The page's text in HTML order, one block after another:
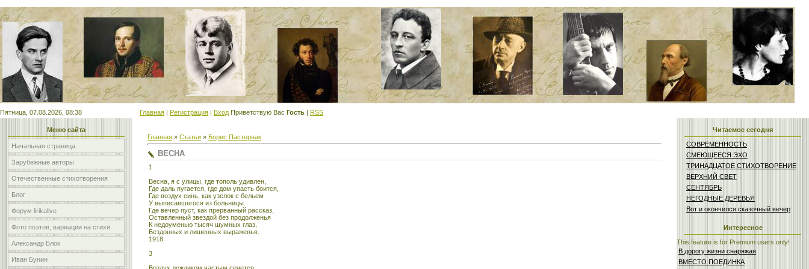
Пятница, 07.08.2026, 08:38 Главная | Регистрация | Вход Приветствую Вас Гость | RSS
Меню сайта
Начальная страница
Зарубежные авторы
Отечественные стихотворения
Блог
Форум lirikalive
Фото поэтов, вариации на стихи
Александр Блок
Иван Бунин
Главная » Статьи » Борис Пастернак
ВЕСНА
1
Весна, я с улицы, где тополь удивлен,
Где даль пугается, где дом упасть боится,
Где воздух синь, как узелок с бельем
У выписавшегося из больницы.
Где вечер пуст, как прерванный рассказ,
Оставленный звездой без продолженья
К недоуменью тысяч шумных глаз,
Бездонных и лишенных выраженья.
1918
3
Читаемое сегодня
СОВРЕМЕННОСТЬ
СМЕЮЩЕЕСЯ ЭХО
ТРИНАДЦАТОЕ СТИХОТВОРЕНИЕ
ВЕРХНИЙ СВЕТ
СЕНТЯБРЬ
НЕГОДНЫЕ ДЕРЕВЬЯ
Вот и окончился сказочный вечер
Интересное
This feature is for Premium users only!
В дорогу жизни снаряжая
ВМЕСТО ПОЕДИНКА